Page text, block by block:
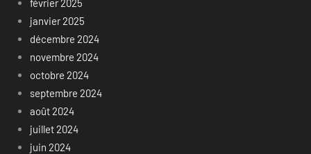
février 2025
janvier 2025
décembre 2024
novembre 2024
octobre 2024
septembre 2024
août 2024
juillet 2024
juin 2024